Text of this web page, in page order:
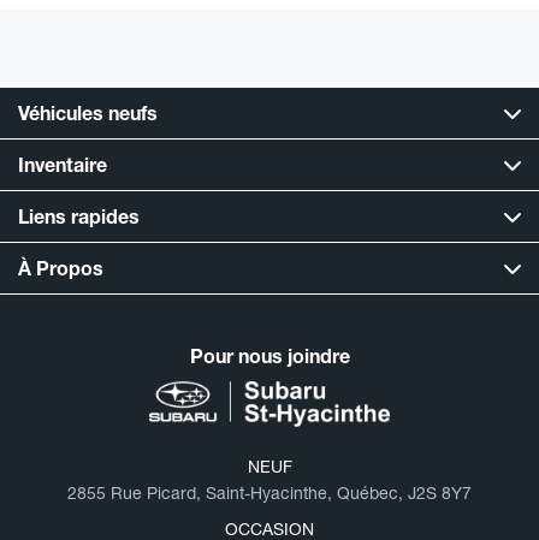
Pour nous joindre
NEUF
2855 Rue Picard, Saint-Hyacinthe, Québec, J2S 8Y7
OCCASION
Véhicules neufs
Inventaire
Liens rapides
À Propos